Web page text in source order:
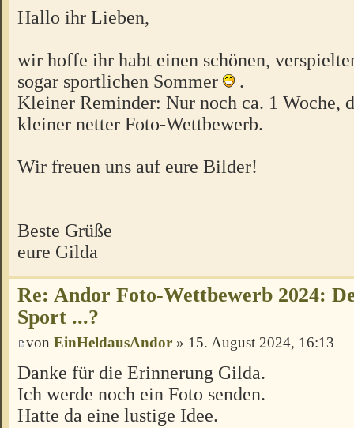
Hallo ihr Lieben,
wir hoffe ihr habt einen schönen,
sogar sportlichen Sommer
.
Kleiner Reminder: Nur noch ca. 1 Woche,
kleiner netter Foto-Wettbewerb.
Wir freuen uns auf eure Bilder!
Beste Grüße
eure Gilda
Re: Andor Foto-Wettbewerb 2024:
Sport ...?
von EinHeldausAndor » 15. August 2024, 16:13
Danke für die Erinnerung Gilda.
Ich werde noch ein Foto senden.
Hatte da eine lustige Idee.